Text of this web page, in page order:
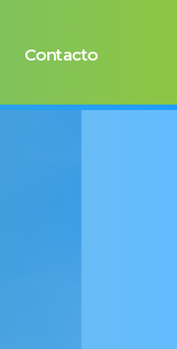
Contacto